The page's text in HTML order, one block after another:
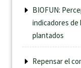
BIOFUN:
indicadores de
plantados
Repensar el